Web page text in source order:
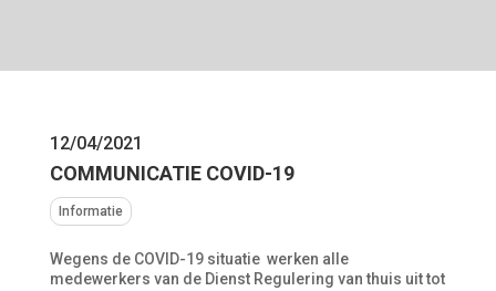
12/04/2021
COMMUNICATIE COVID-19
Informatie
Wegens de COVID-19 situatie werken alle
medewerkers van de Dienst Regulering van thuis uit tot